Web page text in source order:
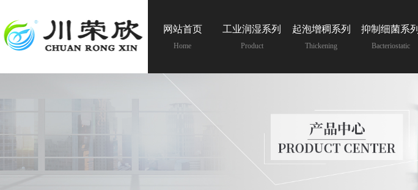
网站首页
Home
工业润湿系列
Product
起泡增稠系列
Thickening
抑制细菌系列
Bacteriostatic